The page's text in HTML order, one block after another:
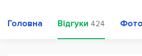
Головна Відгуки 424 Фото